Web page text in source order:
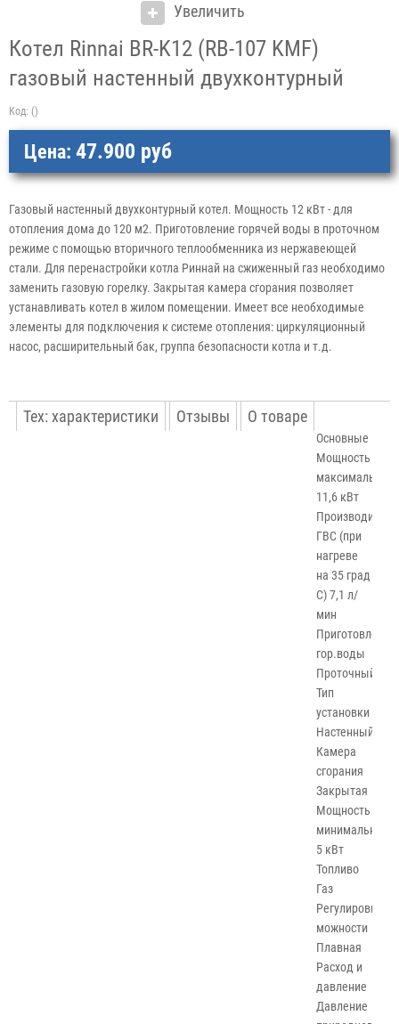
Увеличить
Котел Rinnai BR-K12 (RB-107 KMF)
газовый настенный двухконтурный
Код: ()
Цена: 47.900 руб
Газовый настенный двухконтурный котел. Мощность 12 кВт - для
отопления дома до 120 м2. Приготовление горячей воды в проточном
режиме с помощью вторичного теплообменника из нержавеющей
стали. Для перенастройки котла Риннай на сжиженный газ необходимо
заменить газовую горелку. Закрытая камера сгорания позволяет
устанавливать котел в жилом помещении. Имеет все необходимые
элементы для подключения к системе отопления: циркуляционный
насос, расширительный бак, группа безопасности котла и т.д.
Тех: характеристики Отзывы О товаре
Основные
Мощность
максимальная
11,6 кВт
ГВС (при
нагреве
на 35 град
С) 7,1 л/
мин
Приготовление
гор.воды
Проточный
Тип
установки
Настенный
Камера
сгорания
Закрытая
Мощность
минимальная
5 кВт
Топливо
Газ
Регулировка
можности
Плавная
Расход и
давление
Давление